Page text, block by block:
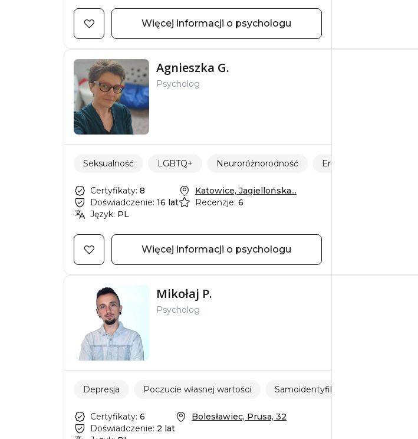
Więcej informacji o psychologu
Agnieszka G.
Psycholog
Seksualność LGBTQ+ Neuroróżnorodność Emocje i uczucia
Certyfikaty: 8
Doświadczenie: 16 lat
Język: PL
Katowice, Jagiellońska...
Recenzje: 6
Więcej informacji o psychologu
Mikołaj P.
Psycholog
Depresja Poczucie własnej wartości Samoidentyfikacja
Certyfikaty: 6
Doświadczenie: 2 lat
Bolesławiec, Prusa, 32